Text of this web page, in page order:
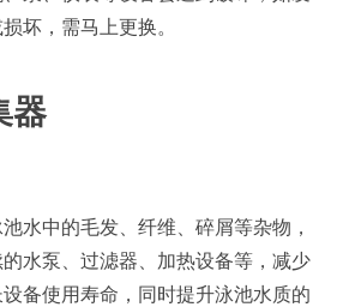
坏，需马上更换。
器
水中的毛发、纤维、碎屑等杂物，
水泵、过滤器、加热设备等，减少
备使用寿命，同时提升泳池水质的